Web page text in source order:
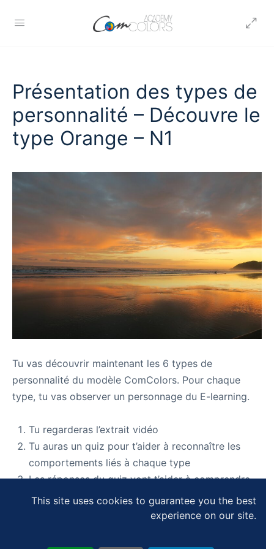
This site uses cookies to guarantee you the best
experience on our site.
Présentation des types de
personnalité – Découvre le
type Orange – N1
Tu vas découvrir maintenant les 6 types de
personnalité du modèle ComColors. Pour chaque
type, tu vas observer un personnage du E-learning.
Tu regarderas l’extrait vidéo
Tu auras un quiz pour t’aider à reconnaître les
comportements liés à chaque type
Les réponses du quiz vont t’aider à comprendre
plus finement le type
Je donnerai une explication du type ensuite